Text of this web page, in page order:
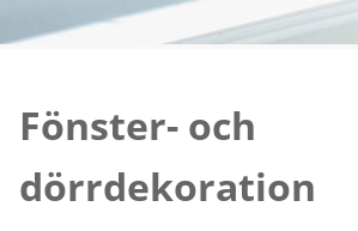
Fönster- och
dörrdekoration